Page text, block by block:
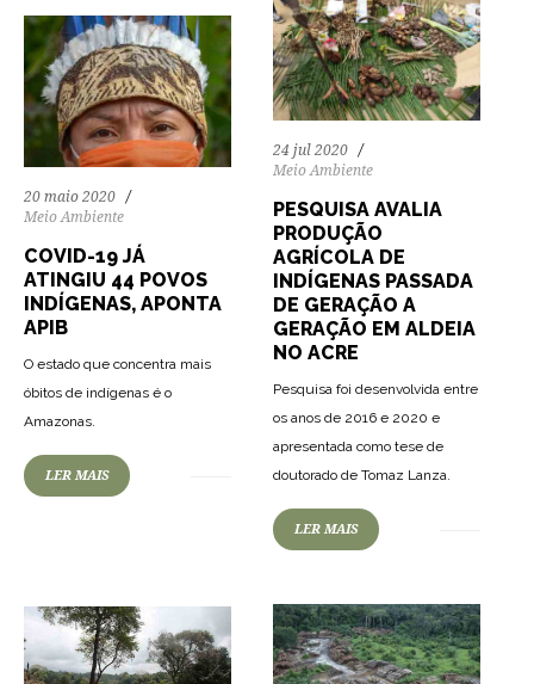
24 jul 2020
Meio Ambiente
PESQUISA AVALIA
PRODUÇÃO
AGRÍCOLA DE
INDÍGENAS PASSADA
DE GERAÇÃO A
GERAÇÃO EM ALDEIA
NO ACRE
Pesquisa foi desenvolvida entre
os anos de 2016 e 2020 e
apresentada como tese de
doutorado de Tomaz Lanza.
LER MAIS
20 maio 2020
Meio Ambiente
COVID-19 JÁ
ATINGIU 44 POVOS
INDÍGENAS, APONTA
APIB
O estado que concentra mais
óbitos de indígenas é o
Amazonas.
LER MAIS
1242